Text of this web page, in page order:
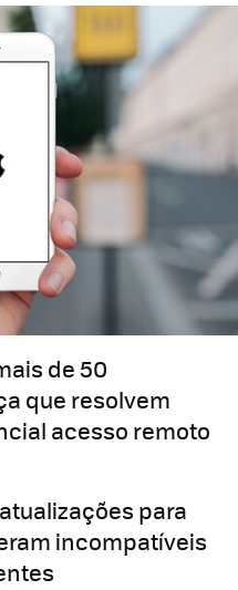
de 50
que resolvem
acesso remoto
para
incompatíveis